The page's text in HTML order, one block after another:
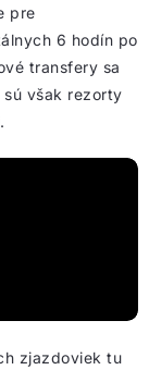
pre
6 hodín po
transfery sa
však rezorty
zjazdoviek tu